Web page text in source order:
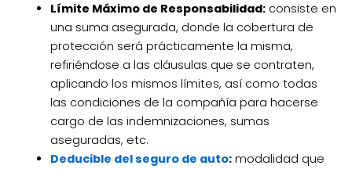
Límite Máximo de Responsabilidad:consiste en
una suma asegurada, donde la cobertura de
protección será prácticamente la misma,
refiriéndose a las cláusulas que se contraten,
aplicando los mismos límites, así como todas
las condiciones de la compañía para hacerse
cargo de las indemnizaciones, sumas
aseguradas, etc.
Deducible del seguro de auto:modalidad que